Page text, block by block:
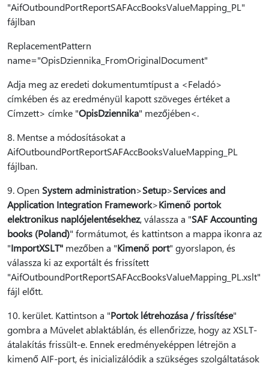
"AifOutboundPortReportSAFAccBooksValueMapping_PL"
fájlban
ReplacementPattern
name="OpisDziennika_FromOriginalDocument"
Adja meg az eredeti dokumentumtípust a <Feladó>
címkében és az eredményül kapott szöveges értéket a
Címzett> címke "OpisDziennika" mezőjében<.
8. Mentse a módosításokat a
AifOutboundPortReportSAFAccBooksValueMapping_PL
fájlban.
9. Open System administration>Setup>Services and
Application Integration Framework>Kimenő portok
elektronikus naplójelentésekhez, válassza a "SAF Accounting
books (Poland)" formátumot, és kattintson a mappa ikonra az
"ImportXSLT" mezőben a "Kimenő port" gyorslapon, és
válassza ki az exportált és frissített
"AifOutboundPortReportSAFAccBooksValueMapping_PL.xslt"
fájl előtt.
10. kerület. Kattintson a "Portok létrehozása / frissítése"
gombra a Művelet ablaktáblán, és ellenőrizze, hogy az XSLT-
átalakítás frissült-e. Ennek eredményeképpen létrejön a
kimenő AIF-port, és inicializálódik a szükséges szolgáltatások